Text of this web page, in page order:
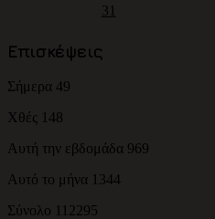
31
Επισκέψεις
Σήμερα 49
Χθές
148
Αυτή την εβδομάδα 969
Αυτό το μήνα 1344
Σύνολο 112295